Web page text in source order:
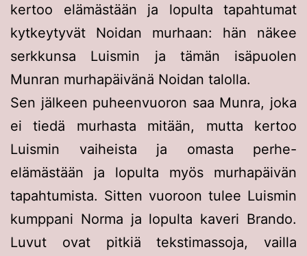
kertoo elämästään ja lopulta tapahtumat
kytkeytyvät Noidan murhaan: hän näkee
serkkunsa Luismin ja tämän isäpuolen
Munran murhapäivänä Noidan talolla.
Sen jälkeen puheenvuoron saa Munra, joka
ei tiedä murhasta mitään, mutta kertoo
Luismin vaiheista ja omasta perhe-
elämästään ja lopulta myös murhapäivän
tapahtumista. Sitten vuoroon tulee Luismin
kumppani Norma ja lopulta kaveri Brando.
Luvut ovat pitkiä tekstimassoja, vailla